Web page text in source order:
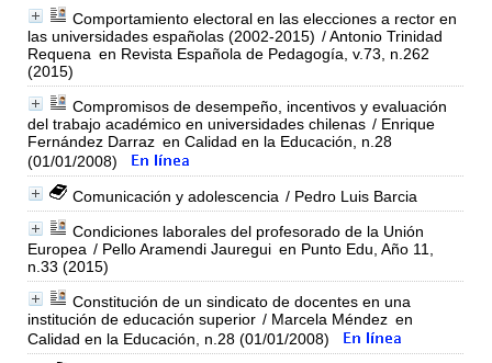
Comportamiento electoral en las elecciones a rector en
las universidades españolas (2002-2015) / Antonio Trinidad
Requena en Revista Española de Pedagogía, v.73, n.262
(2015)
Compromisos de desempeño, incentivos y evaluación
del trabajo académico en universidades chilenas / Enrique
Fernández Darraz en Calidad en la Educación, n.28
(01/01/2008)
Comunicación y adolescencia / Pedro Luis Barcia
Condiciones laborales del profesorado de la Unión
Europea / Pello Aramendi Jauregui en Punto Edu, Año 11,
n.33 (2015)
Constitución de un sindicato de docentes en una
institución de educación superior / Marcela Méndez en
Calidad en la Educación, n.28 (01/01/2008)